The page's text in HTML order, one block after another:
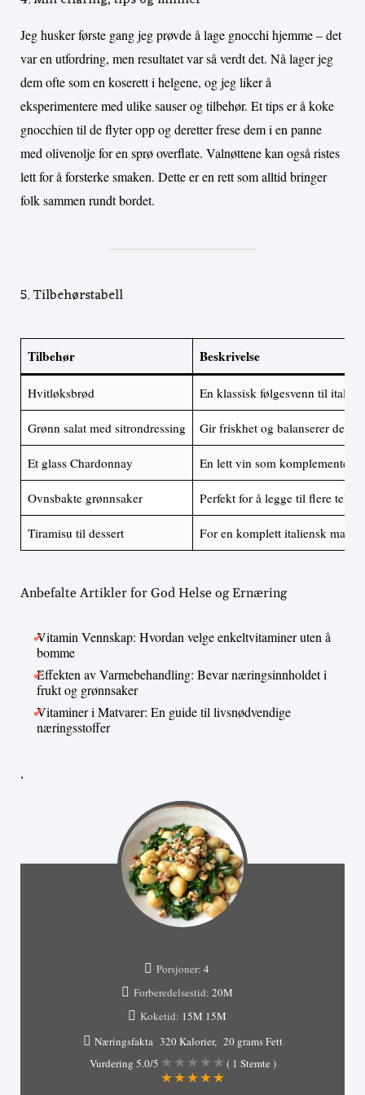
Jeg husker første gang jeg prøvde å lage gnocchi hjemme – det
var en utfordring, men resultatet var så verdt det. Nå lager jeg
dem ofte som en koserett i helgene, og jeg liker å
eksperimentere med ulike sauser og tilbehør. Et tips er å koke
gnocchien til de flyter opp og deretter frese dem i en panne
med olivenolje for en sprø overflate. Valnøttene kan også ristes
lett for å forsterke smaken. Dette er en rett som alltid bringer
folk sammen rundt bordet.
5. Tilbehørstabell
Tilbehør Beskrivelse
Hvitløksbrød En klassisk følgesvenn til
Grønn salat med sitrondressing Gir friskhet og balanserer den
Et glass Chardonnay En lett vin som komplementerer
Ovnsbakte grønnsaker Perfekt for å legge til flere
Tiramisu til dessert For en komplett italiensk
Anbefalte Artikler for God Helse og Ernæring
Vitamin Vennskap: Hvordan velge enkeltvitaminer uten å
bomme
Effekten av Varmebehandling: Bevar næringsinnholdet i
frukt og grønnsaker
Vitaminer i Matvarer: En guide til livsnødvendige
næringsstoffer
,
Porsjoner: 4
Forberedelsestid: 20M
Koketid: 15M 15M
Næringsfakta 320 Kalorier
20 grams Fett
Vurdering 5.0/5 ( 1 Stemte )